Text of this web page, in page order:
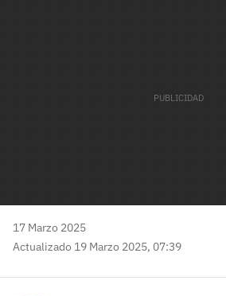
17 Marzo 2025
Actualizado 19 Marzo 2025, 07:39